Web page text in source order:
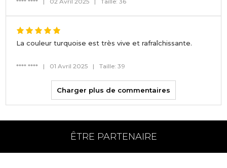
**** **** | 02 Avril 2025 | Taille: 36
La couleur turquoise est très vive et rafraîchissante.
**** **** | 01 Avril 2025 | Taille: 39
Charger plus de commentaires
ÊTRE PARTENAIRE